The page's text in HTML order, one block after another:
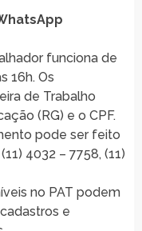
funciona de
16h. Os
de Trabalho
(RG) e o CPF.
pode ser feito
4032 – 7758, (11)
no PAT podem
e